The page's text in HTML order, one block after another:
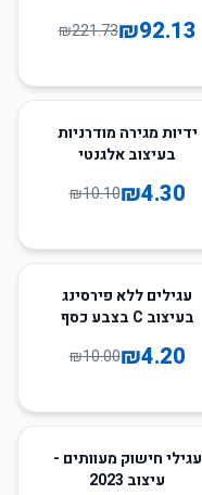
₪92.13
₪221.73
57ידיות מגירה מודרניות
בעיצוב אלגנטי
₪4.30
₪10.10
עגילים ללא פירסינג
בעיצוב C בצבע כסף
₪4.20
₪10.00
65
עגילי חישוק מעוותים -
עיצוב 2023